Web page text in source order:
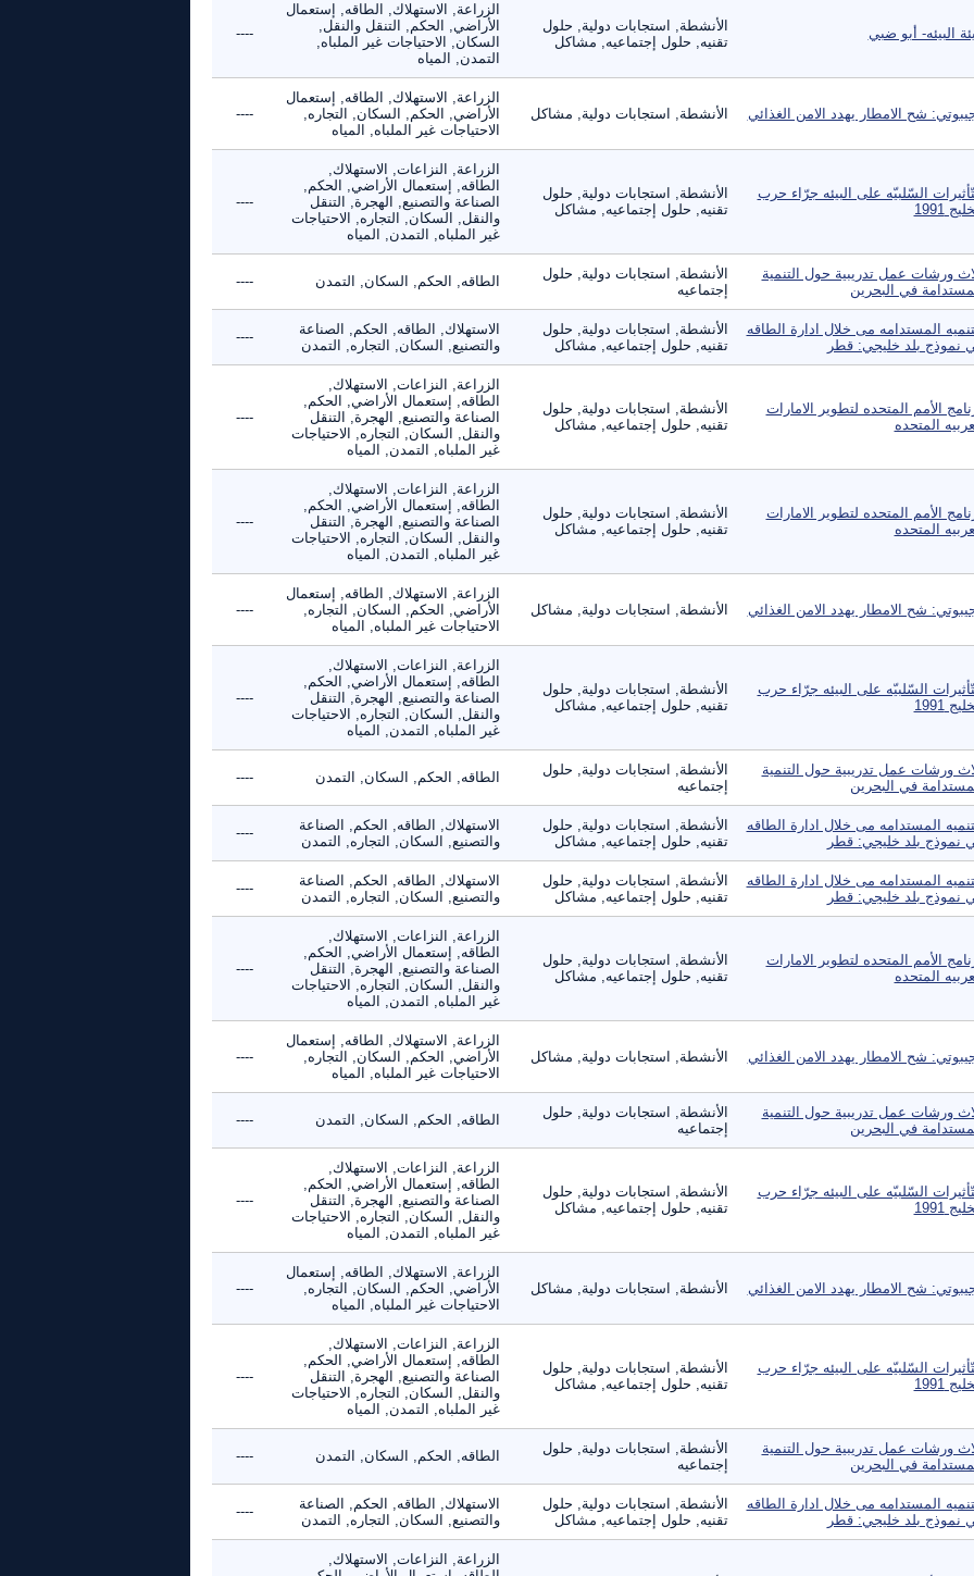
البيئه- أبو ضبي
الأنشطة, استجابات دولية, حلول
تقنيه, حلول إجتماعيه, مشاكل
الزراعة, الاستهلاك, الطاقه, إستعمال
الأراضي, الحكم, التنقل والنقل,
السكان, الاحتياجات غير الملباه,
التمدن, المياه
----
شح الامطار يهدد الامن الغذائي الأنشطة, استجابات دولية, مشاكل
الزراعة, الاستهلاك, الطاقه, إستعمال
الأراضي, الحكم, السكان, التجاره,
الاحتياجات غير الملباه, المياه
----
السّلبيّه على البيئه جرّاء حرب
1991
الأنشطة, استجابات دولية, حلول
تقنيه, حلول إجتماعيه, مشاكل
الزراعة, النزاعات, الاستهلاك,
الطاقه, إستعمال الأراضي, الحكم,
الصناعة والتصنيع, الهجرة, التنقل
والنقل, السكان, التجاره, الاحتياجات
غير الملباه, التمدن, المياه
----
ورشات عمل تدريبية حول التنمية
في البحرين
الأنشطة, استجابات دولية, حلول
إجتماعيه
الطاقه, الحكم, السكان, التمدن ----
المستدامه مى خلال ادارة الطاقه
نموذج بلد خليجي: قطر
الأنشطة, استجابات دولية, حلول
تقنيه, حلول إجتماعيه, مشاكل
الاستهلاك, الطاقه, الحكم, الصناعة
والتصنيع, السكان, التجاره, التمدن
----
الأمم المتحده لتطوير الامارات
المتحده
الأنشطة, استجابات دولية, حلول
تقنيه, حلول إجتماعيه, مشاكل
الزراعة, النزاعات, الاستهلاك,
الطاقه, إستعمال الأراضي, الحكم,
الصناعة والتصنيع, الهجرة, التنقل
والنقل, السكان, التجاره, الاحتياجات
غير الملباه, التمدن, المياه
----
الأمم المتحده لتطوير الامارات
المتحده
الأنشطة, استجابات دولية, حلول
تقنيه, حلول إجتماعيه, مشاكل
الزراعة, النزاعات, الاستهلاك,
الطاقه, إستعمال الأراضي, الحكم,
الصناعة والتصنيع, الهجرة, التنقل
والنقل, السكان, التجاره, الاحتياجات
غير الملباه, التمدن, المياه
----
شح الامطار يهدد الامن الغذائي الأنشطة, استجابات دولية, مشاكل
الزراعة, الاستهلاك, الطاقه, إستعمال
الأراضي, الحكم, السكان, التجاره,
الاحتياجات غير الملباه, المياه
----
السّلبيّه على البيئه جرّاء حرب
1991
الأنشطة, استجابات دولية, حلول
تقنيه, حلول إجتماعيه, مشاكل
الزراعة, النزاعات, الاستهلاك,
الطاقه, إستعمال الأراضي, الحكم,
الصناعة والتصنيع, الهجرة, التنقل
والنقل, السكان, التجاره, الاحتياجات
غير الملباه, التمدن, المياه
----
ورشات عمل تدريبية حول التنمية
في البحرين
الأنشطة, استجابات دولية, حلول
إجتماعيه
الطاقه, الحكم, السكان, التمدن ----
المستدامه مى خلال ادارة الطاقه
نموذج بلد خليجي: قطر
الأنشطة, استجابات دولية, حلول
تقنيه, حلول إجتماعيه, مشاكل
الاستهلاك, الطاقه, الحكم, الصناعة
والتصنيع, السكان, التجاره, التمدن
----
المستدامه مى خلال ادارة الطاقه
نموذج بلد خليجي: قطر
الأنشطة, استجابات دولية, حلول
تقنيه, حلول إجتماعيه, مشاكل
الاستهلاك, الطاقه, الحكم, الصناعة
والتصنيع, السكان, التجاره, التمدن
----
الأمم المتحده لتطوير الامارات
المتحده
الأنشطة, استجابات دولية, حلول
تقنيه, حلول إجتماعيه, مشاكل
الزراعة, النزاعات, الاستهلاك,
الطاقه, إستعمال الأراضي, الحكم,
الصناعة والتصنيع, الهجرة, التنقل
والنقل, السكان, التجاره, الاحتياجات
غير الملباه, التمدن, المياه
----
شح الامطار يهدد الامن الغذائي الأنشطة, استجابات دولية, مشاكل
الزراعة, الاستهلاك, الطاقه, إستعمال
الأراضي, الحكم, السكان, التجاره,
الاحتياجات غير الملباه, المياه
----
ورشات عمل تدريبية حول التنمية
في البحرين
الأنشطة, استجابات دولية, حلول
إجتماعيه
الطاقه, الحكم, السكان, التمدن ----
السّلبيّه على البيئه جرّاء حرب
1991
الأنشطة, استجابات دولية, حلول
تقنيه, حلول إجتماعيه, مشاكل
الزراعة, النزاعات, الاستهلاك,
الطاقه, إستعمال الأراضي, الحكم,
الصناعة والتصنيع, الهجرة, التنقل
والنقل, السكان, التجاره, الاحتياجات
غير الملباه, التمدن, المياه
----
شح الامطار يهدد الامن الغذائي الأنشطة, استجابات دولية, مشاكل
الزراعة, الاستهلاك, الطاقه, إستعمال
الأراضي, الحكم, السكان, التجاره,
الاحتياجات غير الملباه, المياه
----
السّلبيّه على البيئه جرّاء حرب
1991
الأنشطة, استجابات دولية, حلول
تقنيه, حلول إجتماعيه, مشاكل
الزراعة, النزاعات, الاستهلاك,
الطاقه, إستعمال الأراضي, الحكم,
الصناعة والتصنيع, الهجرة, التنقل
والنقل, السكان, التجاره, الاحتياجات
غير الملباه, التمدن, المياه
----
ورشات عمل تدريبية حول التنمية
في البحرين
الأنشطة, استجابات دولية, حلول
إجتماعيه
الطاقه, الحكم, السكان, التمدن ----
المستدامه مى خلال ادارة الطاقه
نموذج بلد خليجي: قطر
الأنشطة, استجابات دولية, حلول
تقنيه, حلول إجتماعيه, مشاكل
الاستهلاك, الطاقه, الحكم, الصناعة
والتصنيع, السكان, التجاره, التمدن
----
الزراعة, النزاعات, الاستهلاك,